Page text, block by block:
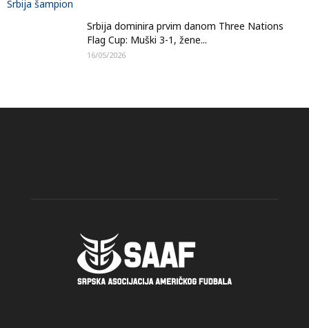
Srbija dominira prvim danom Three Nations
Flag Cup: Muški 3-1, žene...
16/05/2026